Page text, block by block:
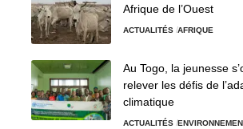
Afrique de l’Ouest
ACTUALITÉS AFRIQUE
Au Togo, la jeunesse
relever les défis de
climatique
ACTUALITÉS